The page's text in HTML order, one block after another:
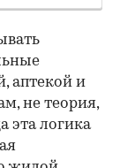
аптекой и
не теория,
эта логика